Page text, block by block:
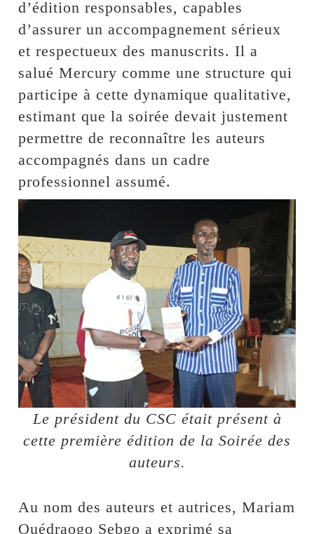
d’édition responsables, capables
d’assurer un accompagnement sérieux
et respectueux des manuscrits. Il a
salué Mercury comme une structure qui
participe à cette dynamique qualitative,
estimant que la soirée devait justement
permettre de reconnaître les auteurs
accompagnés dans un cadre
professionnel assumé.
Le président du CSC était présent à
cette première édition de la Soirée des
auteurs.
Au nom des auteurs et autrices, Mariam
Ouédraogo Sebgo a exprimé sa